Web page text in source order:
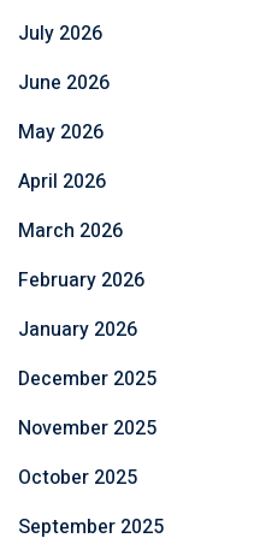
July 2026
June 2026
May 2026
April 2026
March 2026
February 2026
January 2026
December 2025
November 2025
October 2025
September 2025